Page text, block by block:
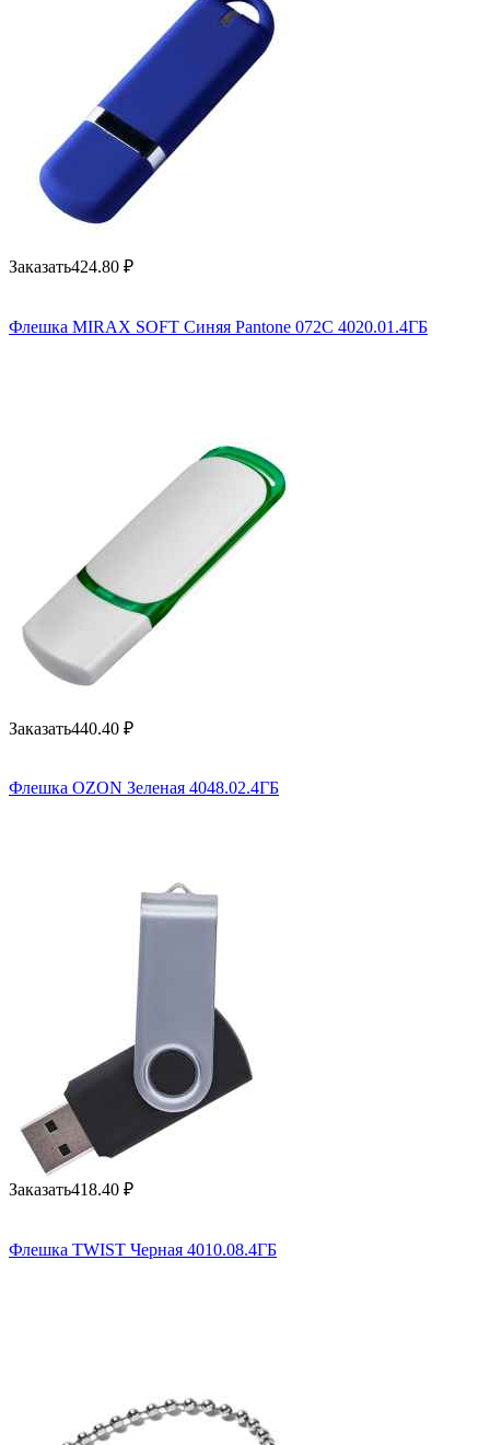
Заказать424.80 ₽
Флешка MIRAX SOFT Синяя Pantone 072C 4020.01.4ГБ
Заказать440.40 ₽
Флешка OZON Зеленая 4048.02.4ГБ
Заказать418.40 ₽
Флешка TWIST Черная 4010.08.4ГБ